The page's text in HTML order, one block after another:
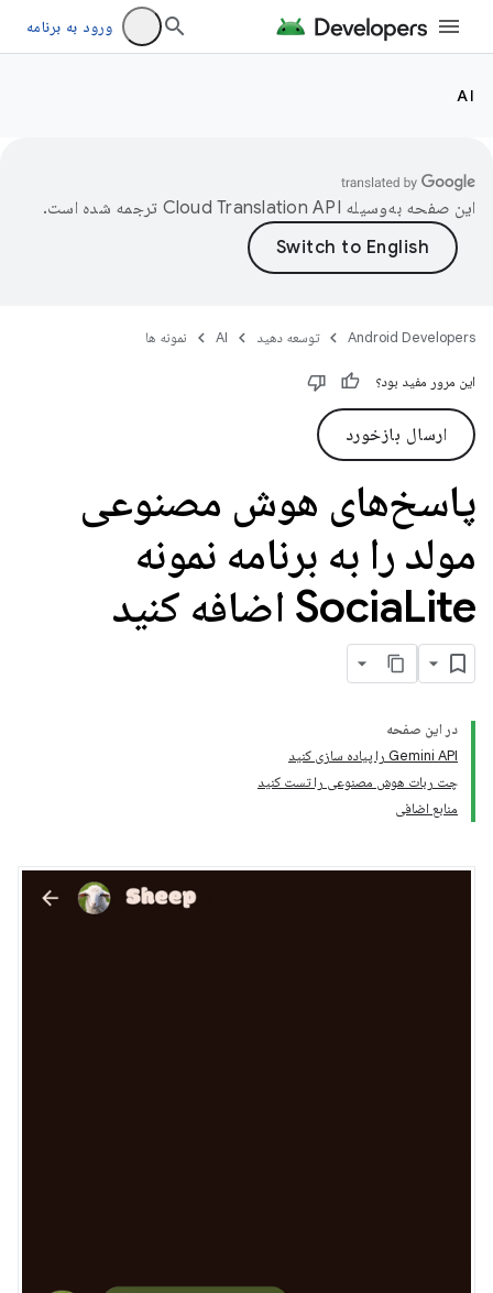
ورود به برنامه
AI
این صفحه به‌وسیله ترجمه شده است.
Android Developers توسعه دهید AI نمونه ها
این مرور مفید بود؟
ارسال بازخورد
پاسخ‌های هوش مصنوعی
مولد را به برنامه نمونه
SociaLite اضافه کنید
در این صفحه
Gemini API را پیاده سازی کنید
چت ربات هوش مصنوعی را تست کنید
منابع اضافی